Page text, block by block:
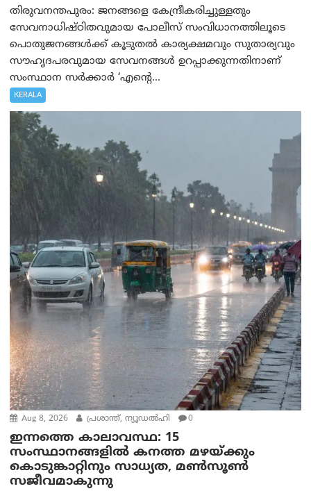
തിരുവനന്തപുരം: ജനങ്ങളെ കേന്ദ്രീകരിച്ചുള്ളതും
സേവനാധിഷ്ഠിതവുമായ പോലീസ് സംവിധാനത്തിലൂടെ
പൊതുജനങ്ങൾക്ക് കൂടുതൽ കാര്യക്ഷമവും സുതാര്യവും
സൗഹൃദപരവുമായ സേവനങ്ങൾ ഉറപ്പാക്കുന്നതിനാണ്
സംസ്ഥാന സർക്കാർ ‘എന്റെ...
KERALA
Aug 8, 2026 പ്രശാന്ത്, ന്യൂഡല്‍ഹി 0
ഇന്നത്തെ കാലാവസ്ഥ: 15
സംസ്ഥാനങ്ങളിൽ കനത്ത മഴയ്ക്കും
കൊടുങ്കാറ്റിനും സാധ്യത, മൺസൂൺ
സജീവമാകുന്നു